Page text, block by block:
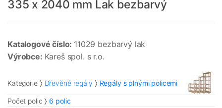
335 x 2040 mm Lak bezbarvý
Katalogové číslo: 11029 bezbarvý lak
Výrobce: Kareš spol. s r.o.
Kategorie Dřevěné regály Regály s plnými policemi
Počet polic
6 polic